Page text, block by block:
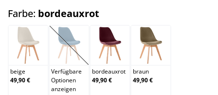
Farbe: bordeauxrot
beige
beige
49,90 €
blau
(Diese Option ist zurzeit nicht verfügbar.)
Verfügbare
Optionen
anzeigen
bordeauxrot
bordeauxrot
49,90 €
braun
braun
49,90 €